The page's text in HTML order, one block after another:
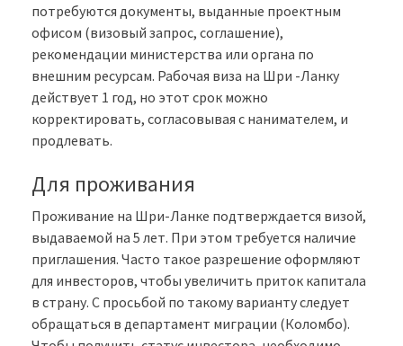
потребуются документы, выданные проектным
офисом (визовый запрос, соглашение),
рекомендации министерства или органа по
внешним ресурсам. Рабочая виза на Шри -Ланку
действует 1 год, но этот срок можно
корректировать, согласовывая с нанимателем, и
продлевать.
Для проживания
Проживание на Шри-Ланке подтверждается визой,
выдаваемой на 5 лет. При этом требуется наличие
приглашения. Часто такое разрешение оформляют
для инвесторов, чтобы увеличить приток капитала
в страну. С просьбой по такому варианту следует
обращаться в департамент миграции (Коломбо).